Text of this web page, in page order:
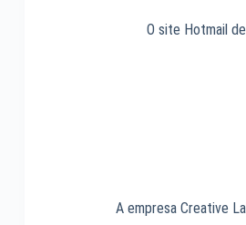
O site Hotmail
A empresa Creative